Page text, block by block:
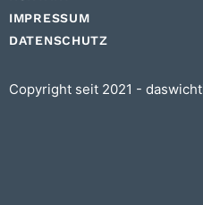
IMPRESSUM
DATENSCHUTZ
Copyright seit 2021 -